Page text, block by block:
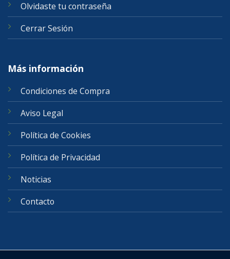
Olvidaste tu contraseña
Cerrar Sesión
Más información
Condiciones de Compra
Aviso Legal
Política de Cookies
Política de Privacidad
Noticias
Contacto